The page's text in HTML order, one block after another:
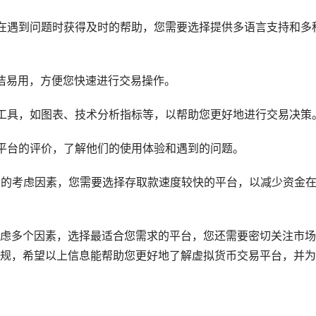
到问题时获得及时的帮助，您需要选择提供多语言支持和多
用，方便您快速进行交易操作。
，如图表、技术分析指标等，以帮助您更好地进行交易决策
的评价，了解他们的使用体验和遇到的问题。
考虑因素，您需要选择存取款速度较快的平台，以减少资金在
多个因素，选择最适合您需求的平台，您还需要密切关注市
，希望以上信息能帮助您更好地了解虚拟货币交易平台，并